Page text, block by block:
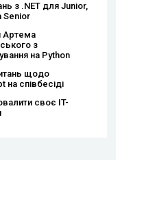
з .NET для Junior,
Senior
Артема
з
на Python
щодо
на співбесіді
своє IT-